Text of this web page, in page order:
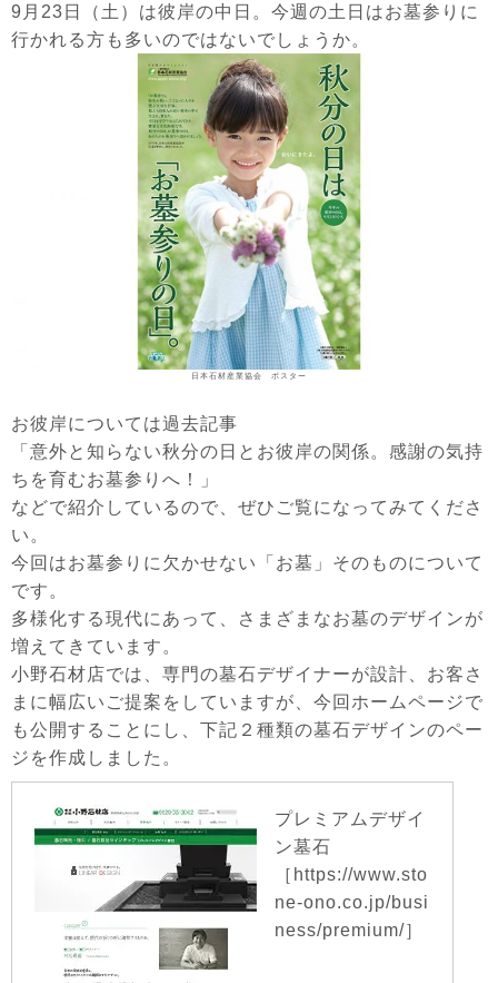
9月23日
（土） は彼岸の中日。今週の土日はお墓参りに
行かれる方も多いのではないでしょうか。
日本石材産業協会 ポスター
お彼岸については過去記事
「 意外と知らない秋分の日とお彼岸の関係。感謝の気持
ちを育むお墓参りへ！
」
などで紹介しているので、ぜひご覧になってみてくださ
い。
今回はお墓参りに欠かせない「お墓」そのものについて
です。
多様化する現代にあって、さまざまなお墓のデザインが
増えてきています。
小野石材店では、専門の墓石デザイナーが設計、お客さ
まに幅広いご提案をしていますが、今回ホームページで
も公開することにし、下記２種類の墓石デザインのペー
ジを作成しました。
プレミアムデザイ
ン墓石
［https://www.sto
ne-ono.co.jp/busi
ness/premium/］